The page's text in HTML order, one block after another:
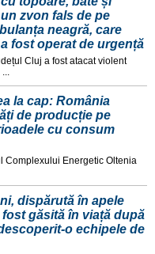
zvon fals de pe
neagră, care
fost operat de urgență
Cluj a fost atacat violent
la cap: România
de producție pe
cu consum
Complexului Energetic Oltenia
dispărută în apele
găsită în viață după
o echipele de